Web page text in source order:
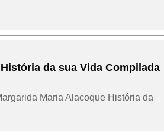
da sua Vida Compilada
Maria Alacoque História da